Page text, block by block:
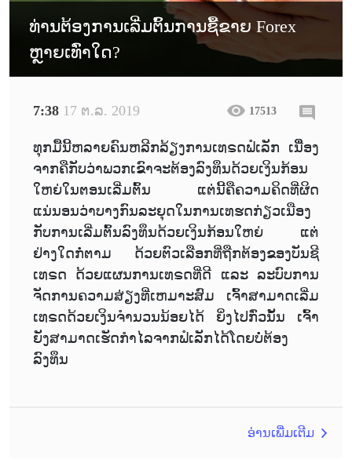
ທ່ານຕ້ອງການເລີ່ມຕົ້ນການຊື້ຂາຍ Forex
ຫຼາຍເທົ່າໃດ?
7:38 17 ຕ.ລ. 2019 17513
ທຸກມື້ນີ້ຫລາຍຄົນຫລີກລ້ຽງການເທຣດຟໍເລັກ ເນື່ືອງ
ຈາກຄືກັບວ່າພວກເຂົາຈະຕ້ອງລົງທຶນດ້ວຍເງິນກ້ອນ
ໃຫຍ່ໃນຕອນເລີ່ມຕົ້ນ ແຕ່ນີ້ຄືຄວາມຄິດທີ່ຜິດ
ແນ່ນອນວ່າບາງກົນລະຍຸດໃນການເທຮດກ່ຽວເນືອງ
ກັບການເລີ່ມຕົ້ນລົງທຶນດ້ວຍເງິນກ້ອນໃຫຍ່ ແຕ່
ຢ່າງໃດກໍ່ຕາມ ດ້ວຍຕົວເລືອກທີ່ຖືກຕ້ອງຂອງບັນຊີ
ເທຣດ ດ້ວຍແຜນການເທຣດທີ່ດີ ແລະ ລະບົບການ
ຈັດການຄວາມສ່ຽງທີ່ເຫມາະສົມ ເຈົ້າສາມາດເລີ່ມ
ເທຣດດ້ວຍເງິນຈຳນວນນ້ອຍໄດ້ ຍິ່ງໄປກົ່ວນັ້ນ ເຈົ້າ
ຍັງສາມາດເຮັດກຳໄລຈາກຟໍເລັກໄດ້ໂດຍບໍ່ຕ້ອງ
ລົງທຶນ
ອ່ານເພີ່ມເຕີມ